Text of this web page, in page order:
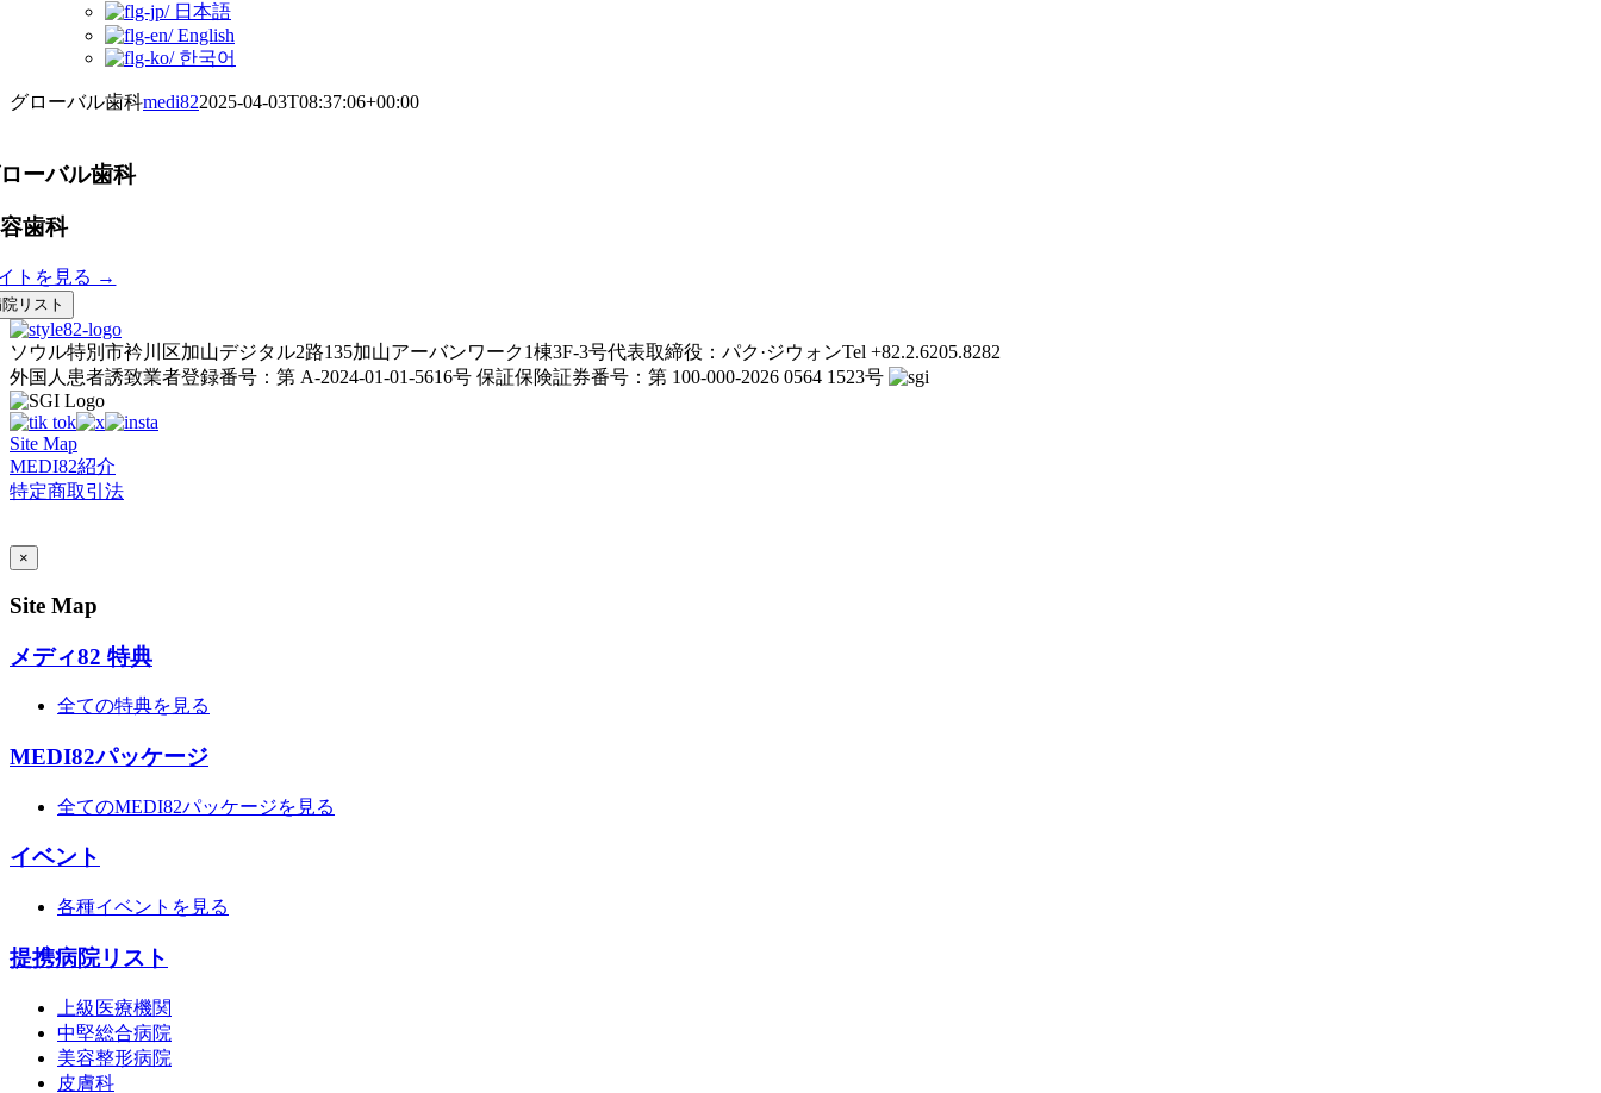
日本語
English
한국어
グローバル歯科medi822025-04-03T08:37:06+00:00
ーバル歯科
歯科
トを見る →
リスト
ソウル特別市衿川区加山デジタル2路135加山アーバンワーク1棟3F-3号代表取締役：パク·ジウォンTel +82.2.6205.8282
外国人患者誘致業者登録番号：第 A-2024-01-01-5616号 保証保険証券番号：第 100-000-2026 0564 1523号
Site Map
MEDI82紹介
特定商取引法
×
Site Map
メディ82 特典
全ての特典を見る
MEDI82パッケージ
全てのMEDI82パッケージを見る
イベント
各種イベントを見る
提携病院リスト
上級医療機関
中堅総合病院
美容整形病院
皮膚科